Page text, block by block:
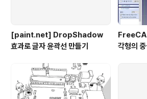
[paint.net] DropShadow
효과로 글자 윤곽선 만들기
각형의 중